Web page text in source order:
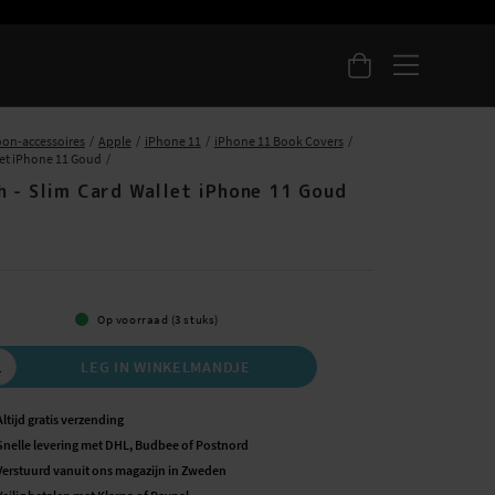
accessoires Apple iPhone 11
iPhone 11 Book Covers
iPhone 11 Goud
- Slim Card Wallet iPhone 11 Goud
Op voorraad (3 stuks)
LEG IN WINKELMANDJE
gratis verzending
levering met DHL, Budbee of Postnord
vanuit ons magazijn in Zweden